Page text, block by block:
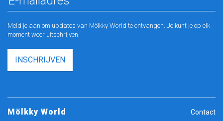
Meld je aan om updates van Mölkky World te ontvangen. Je kunt je op elk
moment weer uitschrijven.
INSCHRIJVEN
Mölkky World Contact